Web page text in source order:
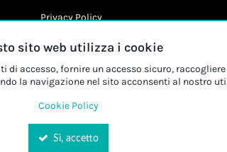
Privacy Policy
Cookie Policy
sito web utilizza i cookie
accesso, fornire un accesso sicuro,
la navigazione nel sito acconsenti al nostro
Cookie Policy
Sì, accetto